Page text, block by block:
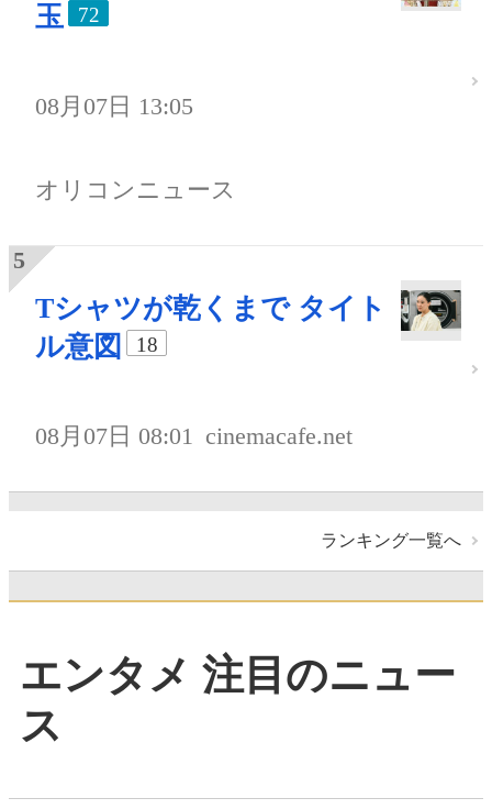
玉
72
08月07日 13:05
オリコンニュース
Tシャツが乾くまで タイト
ル意図
18
08月07日 08:01 cinemacafe.net
ランキング一覧へ
エンタメ 注目のニュー
ス